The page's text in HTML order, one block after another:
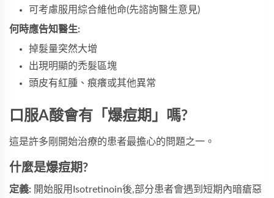
可考慮服用綜合維他命(先諮詢醫生意見)
何時應告知醫生:
掉髮量突然大增
出現明顯的禿髮區塊
頭皮有紅腫、痕癢或其他異常
口服A酸會有「爆痘期」嗎?
這是許多剛開始治療的患者最擔心的問題之一。
什麼是爆痘期?
定義: 開始服用Isotretinoin後,部分患者會遇到短期內暗瘡惡